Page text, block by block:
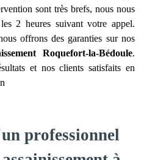
sont très brefs, nous nous
2 heures suivant votre appel.
offrons des garanties sur nos
Roquefort-la-Bédoule.
et nos clients satisfaits en
professionnel